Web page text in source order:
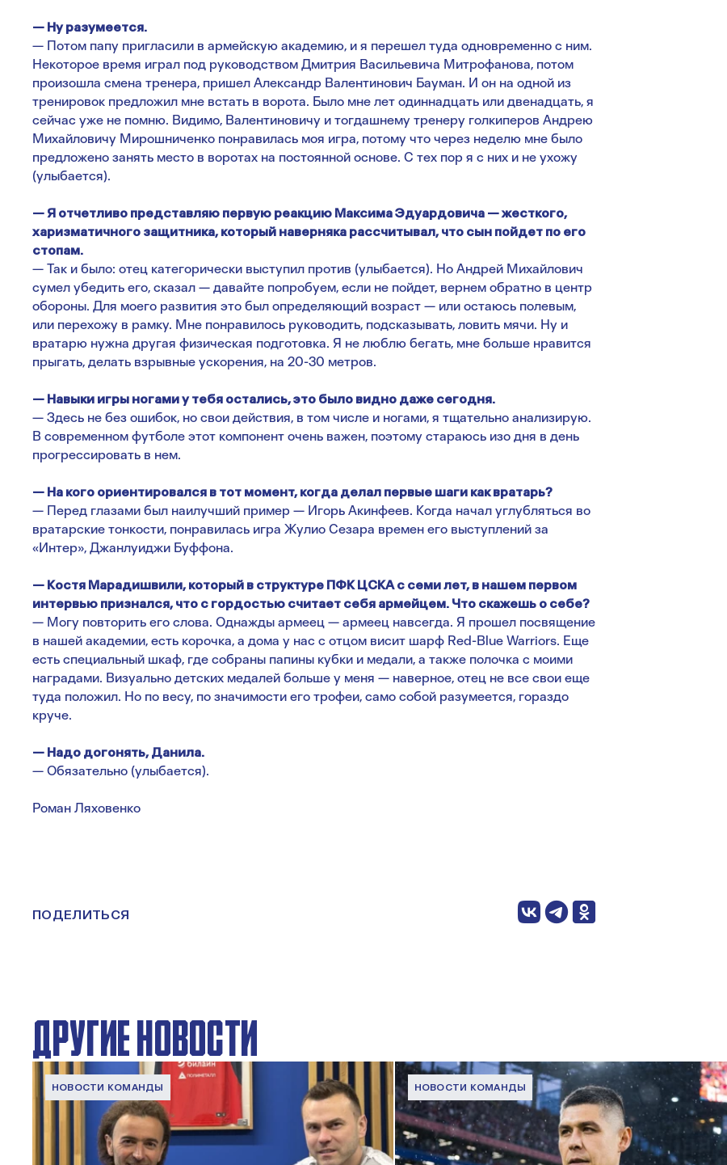
— Ну разумеется.
— Потом папу пригласили в армейскую академию, и я перешел туда одновременно с ним.
Некоторое время играл под руководством Дмитрия Васильевича Митрофанова, потом
произошла смена тренера, пришел Александр Валентинович Бауман. И он на одной из
тренировок предложил мне встать в ворота. Было мне лет одиннадцать или двенадцать, я
сейчас уже не помню. Видимо, Валентиновичу и тогдашнему тренеру голкиперов Андрею
Михайловичу Мирошниченко понравилась моя игра, потому что через неделю мне было
предложено занять место в воротах на постоянной основе. С тех пор я с них и не ухожу
(улыбается).
— Я отчетливо представляю первую реакцию Максима Эдуардовича — жесткого,
харизматичного защитника, который наверняка рассчитывал, что сын пойдет по его
стопам.
— Так и было: отец категорически выступил против (улыбается). Но Андрей Михайлович
сумел убедить его, сказал — давайте попробуем, если не пойдет, вернем обратно в центр
обороны. Для моего развития это был определяющий возраст — или остаюсь полевым,
или перехожу в рамку. Мне понравилось руководить, подсказывать, ловить мячи. Ну и
вратарю нужна другая физическая подготовка. Я не люблю бегать, мне больше нравится
прыгать, делать взрывные ускорения, на 20-30 метров.
— Навыки игры ногами у тебя остались, это было видно даже сегодня.
— Здесь не без ошибок, но свои действия, в том числе и ногами, я тщательно анализирую.
В современном футболе этот компонент очень важен, поэтому стараюсь изо дня в день
прогрессировать в нем.
— На кого ориентировался в тот момент, когда делал первые шаги как вратарь?
— Перед глазами был наилучший пример — Игорь Акинфеев. Когда начал углубляться во
вратарские тонкости, понравилась игра Жулио Сезара времен его выступлений за
«Интер», Джанлуиджи Буффона.
— Костя Марадишвили, который в структуре ПФК ЦСКА с семи лет, в нашем первом
интервью признался, что с гордостью считает себя армейцем. Что скажешь о себе?
— Могу повторить его слова. Однажды армеец — армеец навсегда. Я прошел посвящение
в нашей академии, есть корочка, а дома у нас с отцом висит шарф Red-Blue Warriors. Еще
есть специальный шкаф, где собраны папины кубки и медали, а также полочка с моими
наградами. Визуально детских медалей больше у меня — наверное, отец не все свои еще
туда положил. Но по весу, по значимости его трофеи, само собой разумеется, гораздо
круче.
— Надо догонять, Данила.
— Обязательно (улыбается).
Роман Ляховенко
ПОДЕЛИТЬСЯ
ДРУГИЕ НОВОСТИ
НОВОСТИ КОМАНДЫ НОВОСТИ КОМАНДЫ